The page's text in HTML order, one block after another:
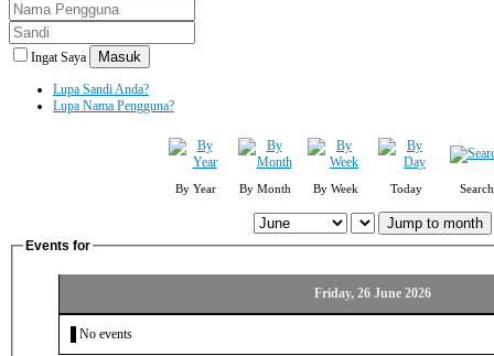
Ingat Saya Masuk
Lupa Sandi Anda?
Lupa Nama Pengguna?
By Year By Month By Week Today Search
Jump to month
Events for
Friday, 26 June 2026
No events